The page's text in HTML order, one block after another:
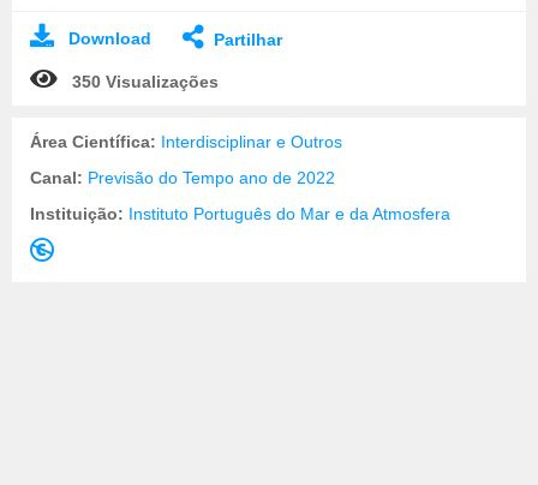
Download Partilhar
350 Visualizações
Área Científica: Interdisciplinar e Outros
Canal: Previsão do Tempo ano de 2022
Instituição: Instituto Português do Mar e da Atmosfera